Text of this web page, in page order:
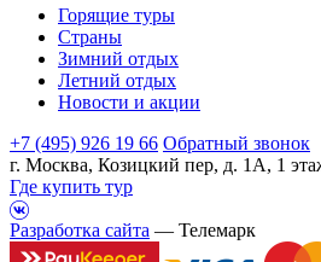
Горящие туры
Страны
Зимний отдых
Летний отдых
Новости и акции
+7 (495) 926 19 66 Обратный звонок
г. Москва, Козицкий пер, д. 1А, 1
Где купить тур
Разработка сайта — Телемарк